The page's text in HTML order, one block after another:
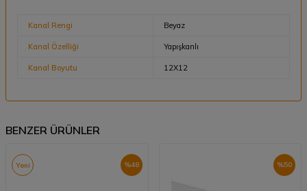
Kanal Rengi Beyaz
Kanal Özelliği Yapışkanlı
Kanal Boyutu 12X12
BENZER ÜRÜNLER
%48
Yeni %50